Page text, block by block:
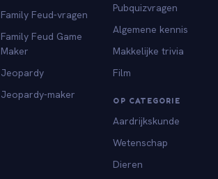
Family Feud-vragen
Family Feud Game
Maker
Jeopardy
Jeopardy-maker
Pubquizvragen
Algemene kennis
Makkelijke trivia
Film
OP CATEGORIE
Aardrijkskunde
Wetenschap
Dieren